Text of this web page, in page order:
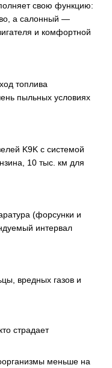
свою функцию:
а салонный —
и комфортной
топлива
пыльных условиях
K9K с системой
10 тыс. км для
(форсунки и
интервал
вредных газов и
страдает
меньше на